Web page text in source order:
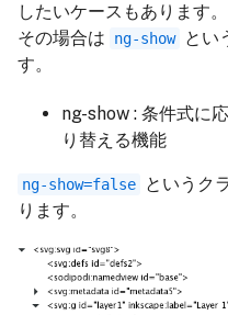
したいケースもあります。
その場合は
ng-show
とい
す。
ng-show : 条件式に
り替える機能
ng-show=false
というク
ります。